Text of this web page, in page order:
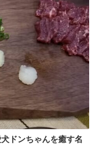
ドンちゃんを癒す名